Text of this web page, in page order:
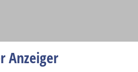
Anzeiger